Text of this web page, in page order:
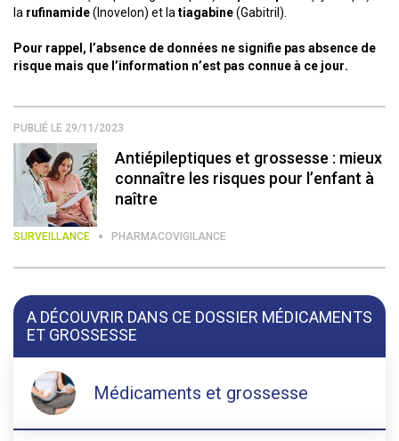
la rufinamide(Inovelon) et la tiagabine(Gabitril).
Pour rappel, l’absence de données ne signifie pas absence de
risque mais que l’information n’est pas connue à ce jour.
PUBLIÉ LE 29/11/2023
Antiépileptiques et grossesse : mieux
connaître les risques pour l’enfant à
naître
SURVEILLANCE PHARMACOVIGILANCE
A DÉCOUVRIR DANS CE DOSSIER MÉDICAMENTS
ET GROSSESSE
Médicaments et grossesse